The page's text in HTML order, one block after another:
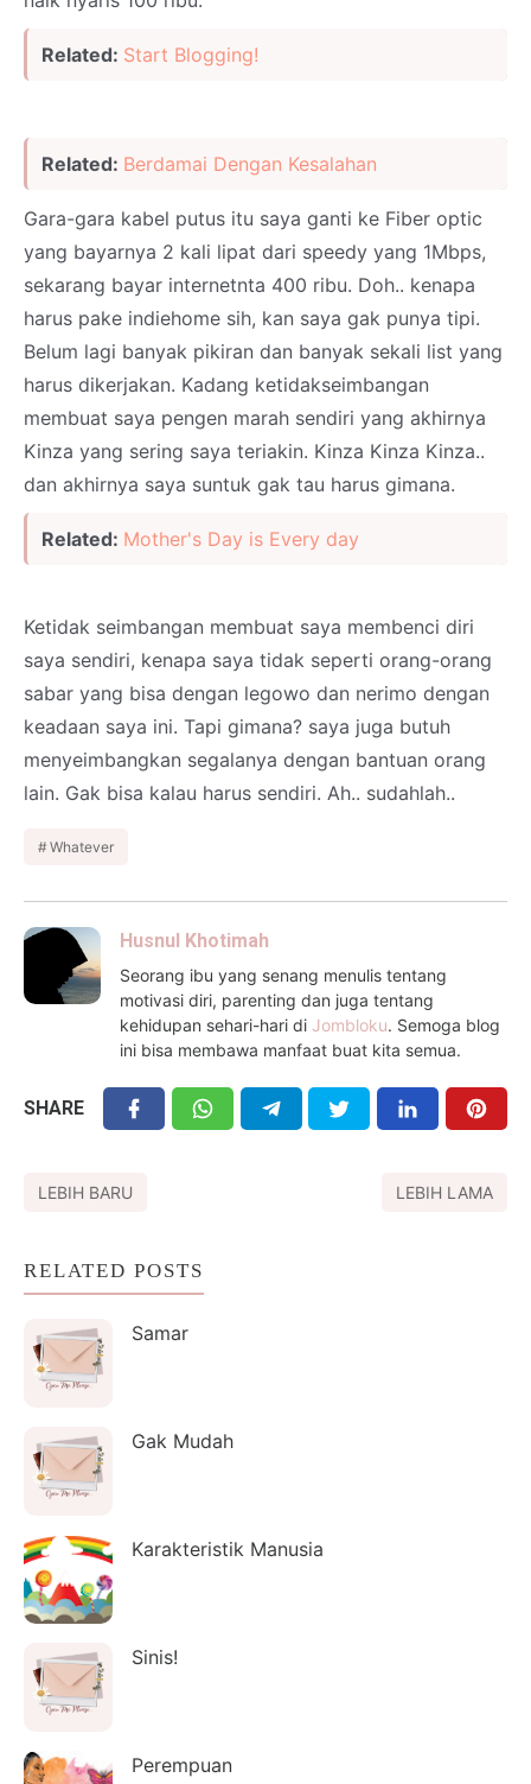
Related: Start Blogging!
Related: Berdamai Dengan Kesalahan
Gara-gara kabel putus itu saya ganti ke Fiber optic
yang bayarnya 2 kali lipat dari speedy yang 1Mbps,
sekarang bayar internetnta 400 ribu. Doh.. kenapa
harus pake indiehome sih, kan saya gak punya tipi.
Belum lagi banyak pikiran dan banyak sekali list yang
harus dikerjakan. Kadang ketidakseimbangan
membuat saya pengen marah sendiri yang akhirnya
Kinza yang sering saya teriakin. Kinza Kinza Kinza..
dan akhirnya saya suntuk gak tau harus gimana.
Related: Mother's Day is Every day
Ketidak seimbangan membuat saya membenci diri
saya sendiri, kenapa saya tidak seperti orang-orang
sabar yang bisa dengan legowo dan nerimo dengan
keadaan saya ini. Tapi gimana? saya juga butuh
menyeimbangkan segalanya dengan bantuan orang
lain. Gak bisa kalau harus sendiri. Ah.. sudahlah..
Whatever
Husnul Khotimah
Seorang ibu yang senang menulis tentang
motivasi diri, parenting dan juga tentang
kehidupan sehari-hari di Jombloku. Semoga blog
ini bisa membawa manfaat buat kita semua.
SHARE
LEBIH BARU LEBIH LAMA
RELATED POSTS
Samar
Gak Mudah
Karakteristik Manusia
Sinis!
Perempuan